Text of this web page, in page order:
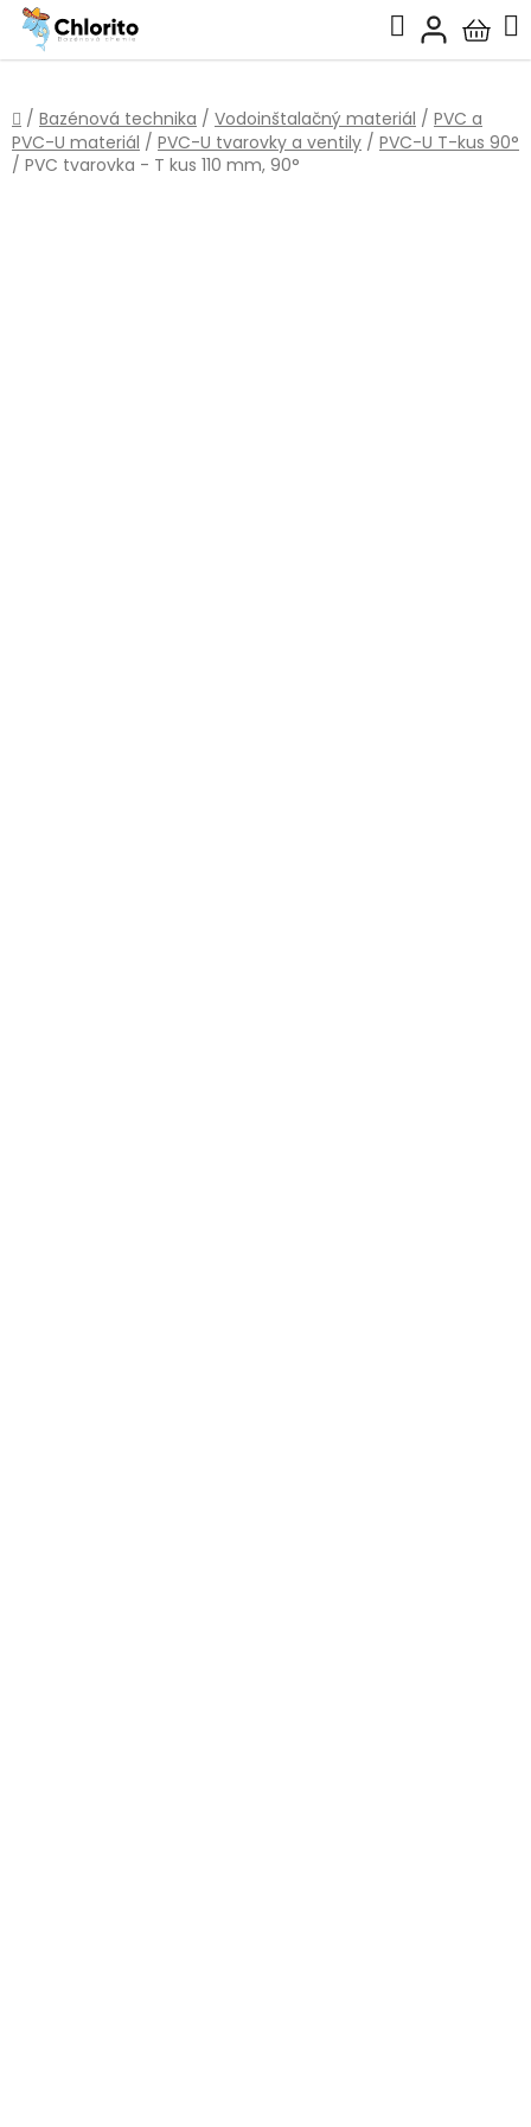
Prejsť
obsah
Hľadať
košík
Domov
/ Bazénová technika / Vodoinštalačný materiál / PVC a
PVC-U materiál / PVC-U tvarovky a ventily / PVC-U T-kus 90°
/ PVC tvarovka - T kus 110 mm, 90°